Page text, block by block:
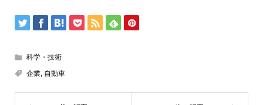
科学・技術
企業, 自動車